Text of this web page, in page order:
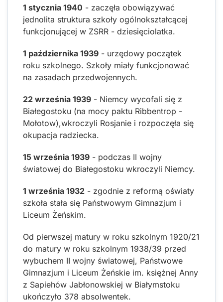
1 stycznia 1940 - zaczęła obowiązywać
jednolita struktura szkoły ogólnokształcącej
funkcjonującej w ZSRR - dziesięciolatka.
1 października 1939 - urzędowy początek
roku szkolnego. Szkoły miały funkcjonować
na zasadach przedwojennych.
22 września 1939 - Niemcy wycofali się z
Białegostoku (na mocy paktu Ribbentrop -
Mołotow),wkroczyli Rosjanie i rozpoczęła się
okupacja radziecka.
15 września 1939 - podczas II wojny
światowej do Białegostoku wkroczyli Niemcy.
1 września 1932 - zgodnie z reformą oświaty
szkoła stała się Państwowym Gimnazjum i
Liceum Żeńskim.
Od pierwszej matury w roku szkolnym 1920/21
do matury w roku szkolnym 1938/39 przed
wybuchem II wojny światowej, Państwowe
Gimnazjum i Liceum Żeńskie im. księżnej Anny
z Sapiehów Jabłonowskiej w Białymstoku
ukończyło 378 absolwentek.